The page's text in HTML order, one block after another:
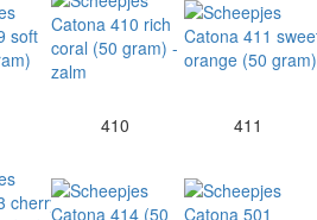
410 411